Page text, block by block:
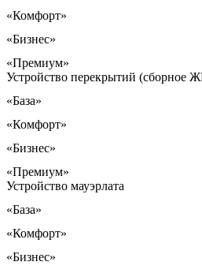
«Комфорт»
«Бизнес»
«Премиум»
Устройство перекрытий (сборное
«База»
«Комфорт»
«Бизнес»
«Премиум»
Устройство мауэрлата
«База»
«Комфорт»
«Бизнес»